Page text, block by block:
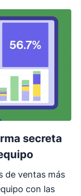
secreta
de ventas más
con las